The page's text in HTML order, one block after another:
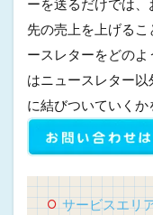
ーを送るだけでは
先の売上を上げる
ースレターをどの
はニュースレター
に結びついていくか
サービスエリ